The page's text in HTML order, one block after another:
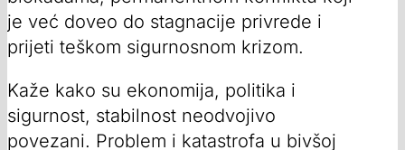
je već doveo do stagnacije privrede i
prijeti teškom sigurnosnom krizom.
Kaže kako su ekonomija, politika i
sigurnost, stabilnost neodvojivo
povezani. Problem i katastrofa u bivšoj